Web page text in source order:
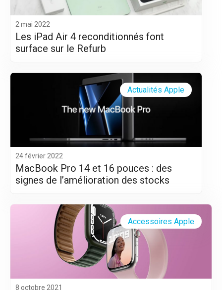
2 mai 2022
Les iPad Air 4 reconditionnés font
surface sur le Refurb
24 février 2022
MacBook Pro 14 et 16 pouces : des
signes de l’amélioration des stocks
Actualités Apple
8 octobre 2021
Accessoires Apple